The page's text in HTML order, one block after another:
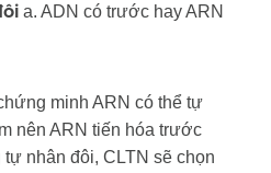
a. ADN có trước hay ARN
minh ARN có thể tự
nên ARN tiến hóa trước
nhân đôi, CLTN sẽ chọn